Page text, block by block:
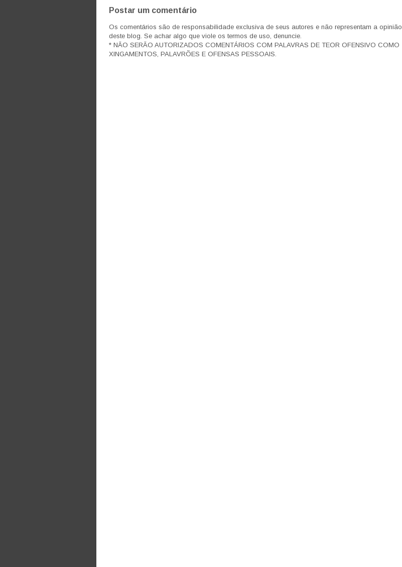
Postar um comentário
Os comentários são de responsabilidade exclusiva de seus autores e não representam a opinião
deste blog. Se achar algo que viole os termos de uso, denuncie.
* NÃO SERÃO AUTORIZADOS COMENTÁRIOS COM PALAVRAS DE TEOR OFENSIVO COMO
XINGAMENTOS, PALAVRÕES E OFENSAS PESSOAIS.